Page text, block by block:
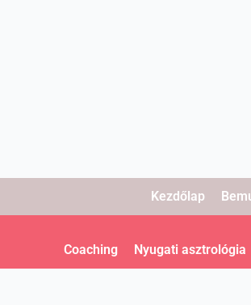
Kezdőlap
Coaching Nyugati asztrológia